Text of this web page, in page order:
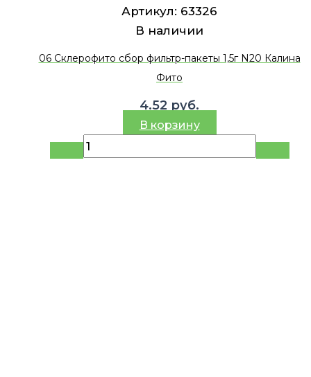
Артикул: 63326
В наличии
06 Склерофито сбор фильтр-пакеты 1,5г N20 Калина
Фито
4.52 руб.
В корзину